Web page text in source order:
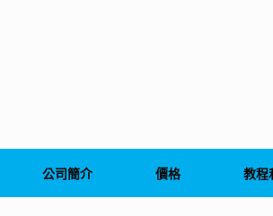
公司簡介 價格 教程